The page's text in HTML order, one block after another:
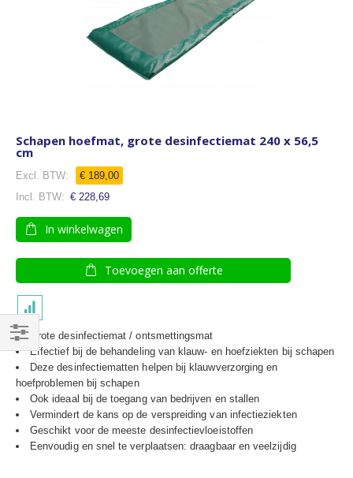
Schapen hoefmat, grote desinfectiemat 240 x 56,5
cm
€ 189,00
€ 228,69
In winkelwagen
Toevoegen aan offerte
Grote desinfectiemat / ontsmettingsmat
Effectief bij de behandeling van klauw- en hoefziekten bij schapen
Deze desinfectiematten helpen bij klauwverzorging en
hoefproblemen bij schapen
Ook ideaal bij de toegang van bedrijven en stallen
Vermindert de kans op de verspreiding van infectieziekten
Geschikt voor de meeste desinfectievloeistoffen
Eenvoudig en snel te verplaatsen: draagbaar en veelzijdig
Filteren